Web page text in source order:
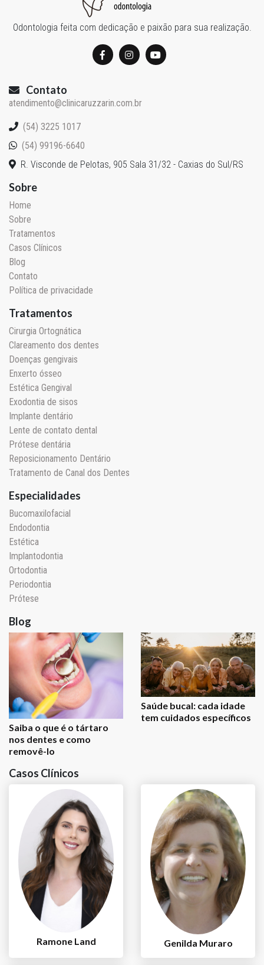
Odontologia feita com dedicação e paixão para sua realização.
Contato
atendimento@clinicaruzzarin.com.br
(54) 3225 1017
(54) 99196-6640
R. Visconde de Pelotas, 905 Sala 31/32 - Caxias do Sul/RS
Sobre
Home
Sobre
Tratamentos
Casos Clínicos
Blog
Contato
Política de privacidade
Tratamentos
Cirurgia Ortognática
Clareamento dos dentes
Doenças gengivais
Enxerto ósseo
Estética Gengival
Exodontia de sisos
Implante dentário
Lente de contato dental
Prótese dentária
Reposicionamento Dentário
Tratamento de Canal dos Dentes
Especialidades
Bucomaxilofacial
Endodontia
Estética
Implantodontia
Ortodontia
Periodontia
Prótese
Blog
Saiba o que é o tártaro
nos dentes e como
removê-lo
Saúde bucal: cada idade
tem cuidados específicos
Casos Clínicos
Ramone Land Genilda Muraro